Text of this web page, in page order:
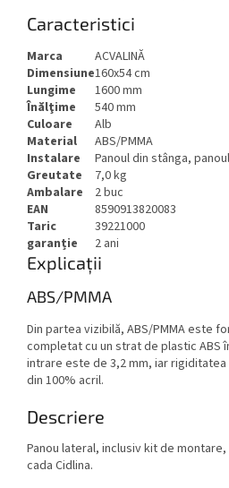
Caracteristici
Marca
ACVALINĂ
Dimensiune160x54 cm
Lungime
1600 mm
Înălţime
540 mm
Culoare
Alb
Material
ABS/PMMA
Instalare
Panoul din stânga,
Greutate
7,0 kg
Ambalare
2 buc
EAN
8590913820083
Taric
39221000
garanție
2 ani
Explicații
ABS/PMMA
Din partea vizibilă, ABS/PMMA este
completat cu un strat de plastic ABS
intrare este de 3,2 mm, iar
din 100% acril.
Descriere
Panou lateral, inclusiv kit de
cada Cidlina.